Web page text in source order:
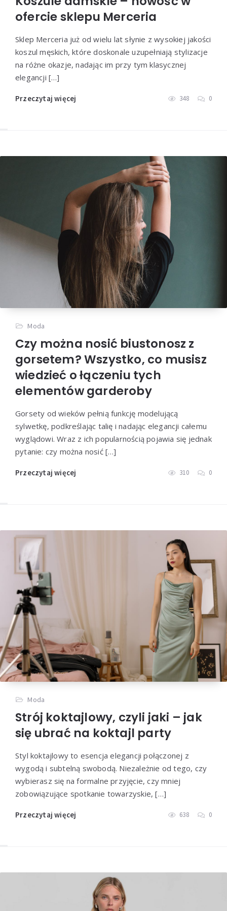
ofercie sklepu Merceria
Sklep Merceria już od wielu lat słynie z wysokiej jakości
koszul męskich, które doskonale uzupełniają stylizacje
na różne okazje, nadając im przy tym klasycznej
elegancji […]
Przeczytaj więcej 348 0
Moda
Czy można nosić biustonosz z
gorsetem? Wszystko, co musisz
wiedzieć o łączeniu tych
elementów garderoby
Gorsety od wieków pełnią funkcję modelującą
sylwetkę, podkreślając talię i nadając elegancji całemu
wyglądowi. Wraz z ich popularnością pojawia się jednak
pytanie: czy można nosić […]
Przeczytaj więcej 310 0
Moda
Strój koktajlowy, czyli jaki – jak
się ubrać na koktajl party
Styl koktajlowy to esencja elegancji połączonej z
wygodą i subtelną swobodą. Niezależnie od tego, czy
wybierasz się na formalne przyjęcie, czy mniej
zobowiązujące spotkanie towarzyskie, […]
Przeczytaj więcej 638 0